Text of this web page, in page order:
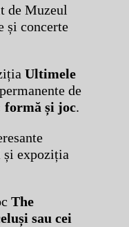
de Muzeul
și concerte
Ultimele
de
formă și joc.
și expoziția
The
sau cei